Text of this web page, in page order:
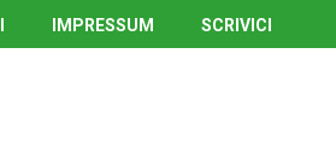
IMPRESSUM SCRIVICI